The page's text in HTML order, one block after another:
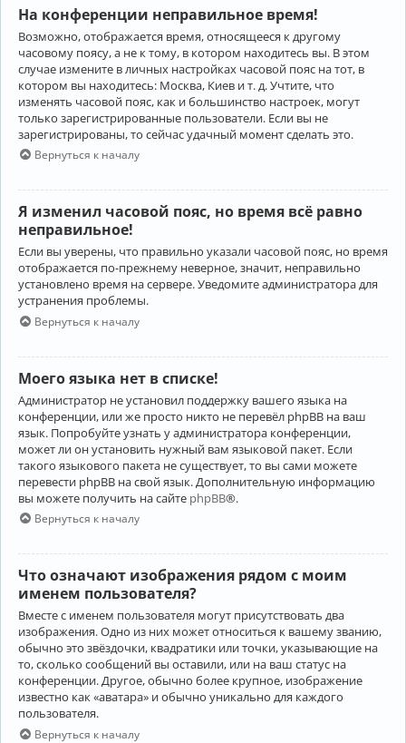
На конференции неправильное время!
Возможно, отображается время, относящееся к другому
часовому поясу, а не к тому, в котором находитесь вы. В этом
случае измените в личных настройках часовой пояс на тот, в
котором вы находитесь: Москва, Киев и т. д. Учтите, что
изменять часовой пояс, как и большинство настроек, могут
только зарегистрированные пользователи. Если вы не
зарегистрированы, то сейчас удачный момент сделать это.
Вернуться к началу
Я изменил часовой пояс, но время всё равно
неправильное!
Если вы уверены, что правильно указали часовой пояс, но время
отображается по-прежнему неверное, значит, неправильно
установлено время на сервере. Уведомите администратора для
устранения проблемы.
Вернуться к началу
Моего языка нет в списке!
Администратор не установил поддержку вашего языка на
конференции, или же просто никто не перевёл phpBB на ваш
язык. Попробуйте узнать у администратора конференции,
может ли он установить нужный вам языковой пакет. Если
такого языкового пакета не существует, то вы сами можете
перевести phpBB на свой язык. Дополнительную информацию
вы можете получить на сайте phpBB®.
Вернуться к началу
Что означают изображения рядом с моим
именем пользователя?
Вместе с именем пользователя могут присутствовать два
изображения. Одно из них может относиться к вашему званию,
обычно это звёздочки, квадратики или точки, указывающие на
то, сколько сообщений вы оставили, или на ваш статус на
конференции. Другое, обычно более крупное, изображение
известно как «аватара» и обычно уникально для каждого
пользователя.
Вернуться к началу